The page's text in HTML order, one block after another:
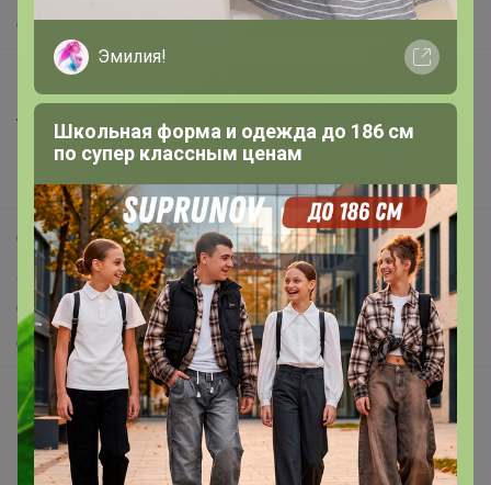
О нас
Все предложения
Анонсы
Новости
Поддержка альпак
Самое выгодное
Хиты продаж
Самое желанное
Самое быстрое
Начать зарабатывать с 24-ok
Picabox.ru - Лучшее место для ваших изображений
Розыгрыш - Генератор случайных чисел
Эмилия!
Школьная форма и одежда до 186 см
по супер классным ценам